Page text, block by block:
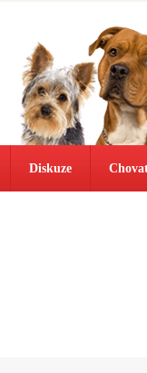
Diskuze